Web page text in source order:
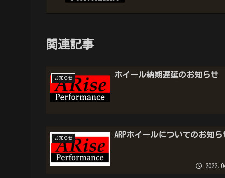
関連記事
お知らせ ホイール納期遅延のお知らせ
お知らせ ARPホイールについてのお知ら